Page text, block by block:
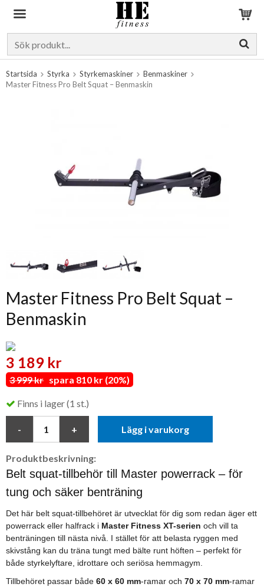
Startsida Styrka Styrkemaskiner
Benmaskiner
Master Fitness Pro Belt Squat – Benmaskin
Master Fitness Pro Belt Squat –
Benmaskin
3 189 kr
3 999 kr spara 810 kr (20%)
Finns i lager (1 st.)
Lägg i varukorg
Produktbeskrivning:
Belt squat-tillbehör till Master powerrack – för
tung och säker benträning
Det här belt squat-tillbehöret är utvecklat för dig som redan äger ett
powerrack eller halfrack i Master Fitness XT-serien och vill ta
benträningen till nästa nivå. I stället för att belasta ryggen med
skivstång kan du träna tungt med bälte runt höften – perfekt för
både styrkelyftare, idrottare och seriösa hemmagym.
Tillbehöret passar både 60 x 60 mm-ramar och 70 x 70 mm-ramar